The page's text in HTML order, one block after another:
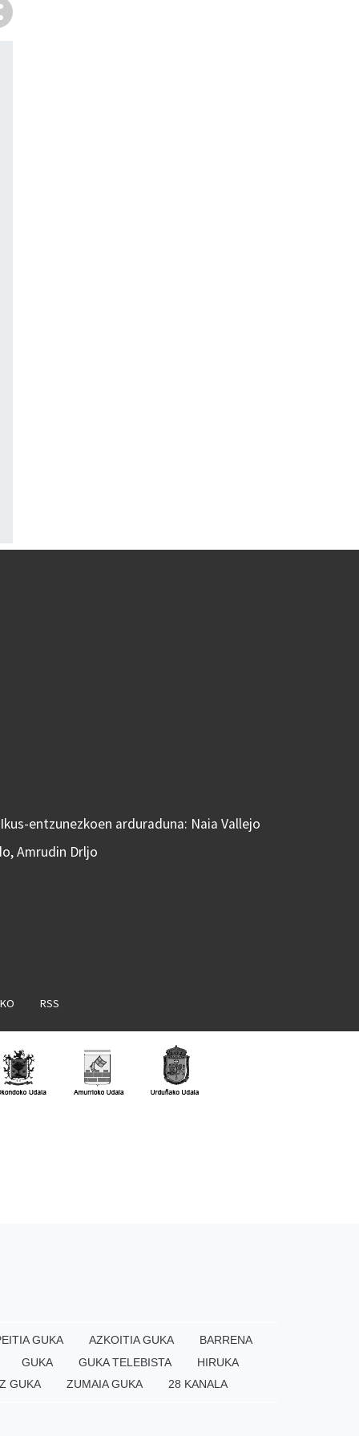
entzunezkoen arduraduna: Naia Vallejo
Amrudin Drljo
RSS
GUKA AZKOITIA GUKA
BARRENA
GUKA
GUKA TELEBISTA
HIRUKA
GUKA
ZUMAIA GUKA 28 KANALA